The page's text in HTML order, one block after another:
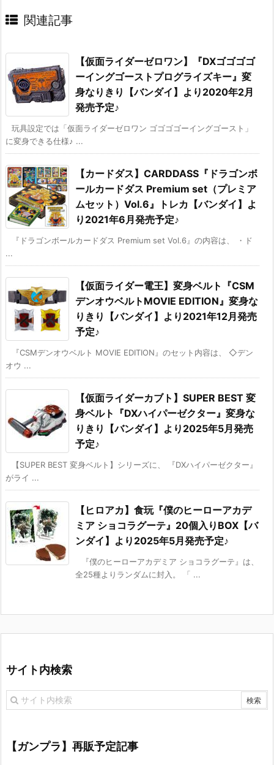
関連記事
【仮面ライダーゼロワン】『DXゴゴゴゴ
ーイングゴーストプログライズキー』変
身なりきり【バンダイ】より2020年2月
発売予定♪
玩具設定では「仮面ライダーゼロワン ゴゴゴゴーイングゴースト」
に変身できる仕様♪ ...
【カードダス】CARDDASS『ドラゴンボ
ールカードダス Premium set（プレミア
ムセット）Vol.6』トレカ【バンダイ】よ
り2021年6月発売予定♪
『ドラゴンボールカードダス Premium set Vol.6』の内容は、 ・ド
...
【仮面ライダー電王】変身ベルト『CSM
デンオウベルトMOVIE EDITION』変身な
りきり【バンダイ】より2021年12月発売
予定♪
『CSMデンオウベルト MOVIE EDITION』のセット内容は、 ◇デン
オウ ...
【仮面ライダーカブト】SUPER BEST 変
身ベルト『DXハイパーゼクター』変身な
りきり【バンダイ】より2025年5月発売
予定♪
【SUPER BEST 変身ベルト】シリーズに、 『DXハイパーゼクター』
がライ ...
【ヒロアカ】食玩『僕のヒーローアカデ
ミア ショコラグーテ』20個入りBOX【バ
ンダイ】より2025年5月発売予定♪
『僕のヒーローアカデミア ショコラグーテ』は、
全25種よりランダムに封入。 「 ...
サイト内検索
【ガンプラ】再販予定記事